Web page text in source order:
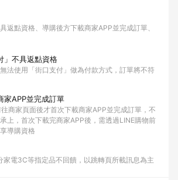
返點資格
導購後方下載商家APP並完成訂單
」不具返點資格
法使用「街口支付」做為付款方式，訂單將不符
家APP並完成訂單
商家頁面後才首次下載商家APP並完成訂單，不
上，首次下載完商家APP後，需透過LINE購物前
導購資格
家電3C等指定品不回饋，以跳轉頁所載訊息為主